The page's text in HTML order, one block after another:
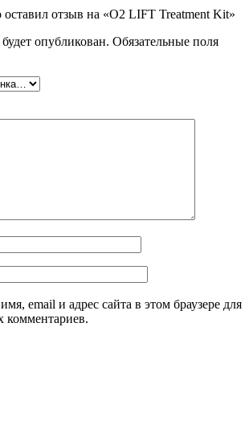
оставил отзыв на «O2 LIFT Treatment Kit»
опубликован. Обязательные поля
email и адрес сайта в этом браузере для